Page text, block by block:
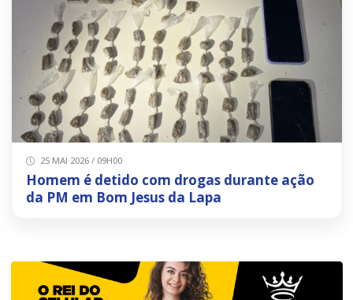
25 MAI 2026 / 09H00
Homem é detido com drogas durante ação
da PM em Bom Jesus da Lapa